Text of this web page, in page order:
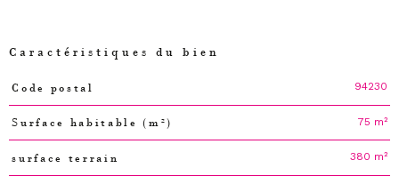
Caractéristiques du bien
Caractéristiques
Code postal 94230
Surface habitable (m²) 75 m²
surface terrain 380 m²